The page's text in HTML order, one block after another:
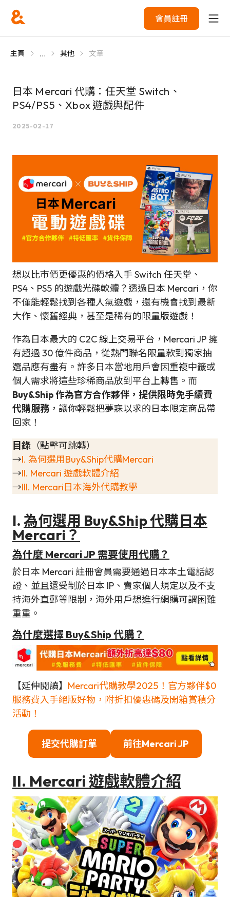
會員註冊
主頁 ... 其他 文章
日本 Mercari 代購：任天堂 Switch、
PS4/PS5、Xbox 遊戲與配件
2025-02-17
想以比市價更優惠的價格入手 Switch 任天堂、
PS4、PS5 的遊戲光碟軟體？透過日本 Mercari，你
不僅能輕鬆找到各種人氣遊戲，還有機會找到最新
大作、懷舊經典，甚至是稀有的限量版遊戲！
作為日本最大的 C2C 線上交易平台，Mercari JP 擁
有超過 30 億件商品，從熱門聯名限量款到獨家抽
選品應有盡有。許多日本當地用戶會因重複中籤或
個人需求將這些珍稀商品放到平台上轉售。而
Buy&Ship 作為官方合作夥伴，提供限時免手續費
代購服務 ，讓你輕鬆把夢寐以求的日本限定商品帶
回家！
目錄 （點擊可跳轉）
→I. 為何選用Buy&Ship代購Mercari
→II. Mercari 遊戲軟體介紹
→III. Mercari日本海外代購教學
I. 為何選用 Buy&Ship 代購日本
Mercari？
為什麼 Mercari JP 需要使用代購？
於日本 Mercari 註冊會員需要通過日本本土電話認
證、並且還受制於日本 IP、賣家個人規定以及不支
持海外直郵等限制，海外用戶想進行網購可謂困難
重重。
為什麼選擇 Buy&Ship 代購？
【延伸閱讀】 Mercari代購教學2025！官方夥伴$0
服務費入手絕版好物，附折扣優惠碼及開箱賞積分
活動！
提交代購訂單 前往Mercari JP
II. Mercari 遊戲軟體介紹